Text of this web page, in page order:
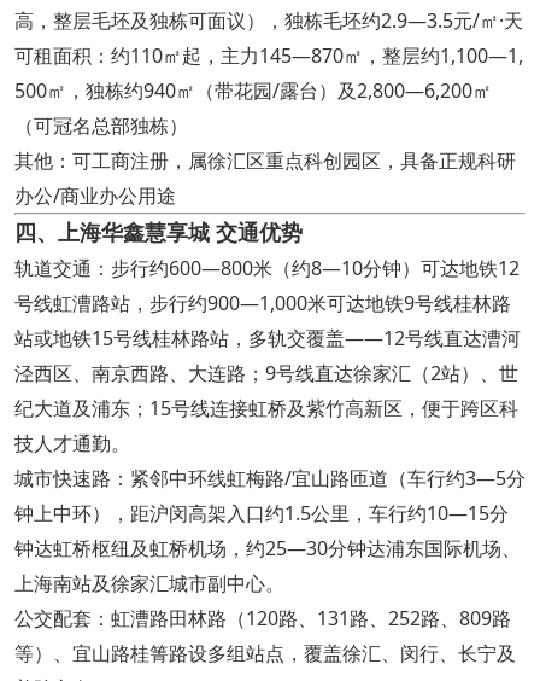
高，整层毛坯及独栋可面议），独栋毛坯约2.9—3.5元/㎡·天
可租面积：约110㎡起，主力145—870㎡，整层约1,100—1,
500㎡，独栋约940㎡（带花园/露台）及2,800—6,200㎡
（可冠名总部独栋）
其他：可工商注册，属徐汇区重点科创园区，具备正规科研
办公/商业办公用途
四、上海华鑫慧享城 交通优势
轨道交通：步行约600—800米（约8—10分钟）可达地铁12
号线虹漕路站，步行约900—1,000米可达地铁9号线桂林路
站或地铁15号线桂林路站，多轨交覆盖——12号线直达漕河
泾西区、南京西路、大连路；9号线直达徐家汇（2站）、世
纪大道及浦东；15号线连接虹桥及紫竹高新区，便于跨区科
技人才通勤。
城市快速路：紧邻中环线虹梅路/宜山路匝道（车行约3—5分
钟上中环），距沪闵高架入口约1.5公里，车行约10—15分
钟达虹桥枢纽及虹桥机场，约25—30分钟达浦东国际机场、
上海南站及徐家汇城市副中心。
公交配套：虹漕路田林路（120路、131路、252路、809路
等）、宜山路桂箐路设多组站点，覆盖徐汇、闵行、长宁及